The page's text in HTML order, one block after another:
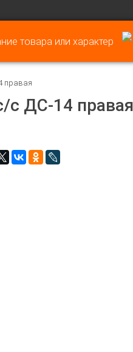
правая
с ДС-14 правая